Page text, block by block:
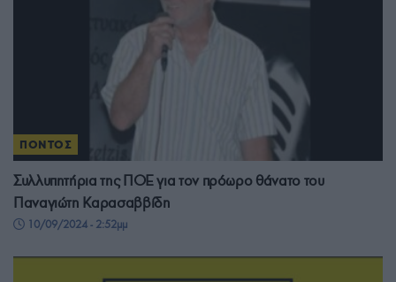
ΠΟΝΤΟΣ
Συλλυπητήρια της ΠΟΕ για τον πρόωρο θάνατο του
Παναγιώτη Καρασαββίδη
10/09/2024 - 2:52μμ